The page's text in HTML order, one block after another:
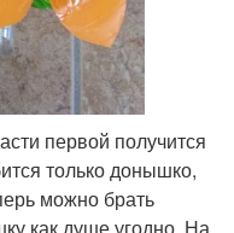
первой получится
только донышко,
можно брать
как душе угодно. На